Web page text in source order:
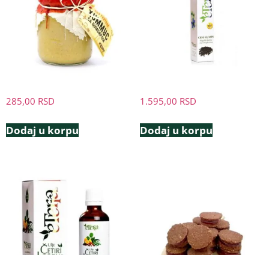
285,00 RSD
Dodaj u korpu
1.595,00 RSD
Dodaj u korpu